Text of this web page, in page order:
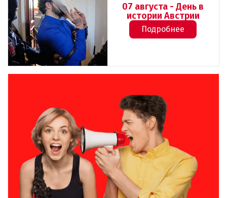
07 августа - День в
истории Австрии
Подробнее